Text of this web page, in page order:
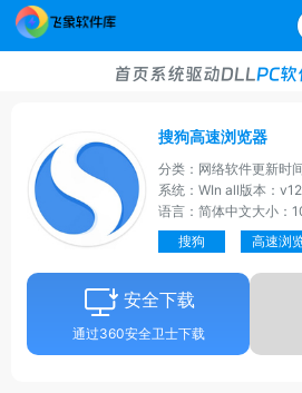
首页系统驱动DLLPC软
搜狗高速浏览器
分类：网络软件更新时
系统：WIn all版本：
语言：简体中文大小：
搜狗
高速浏
安全下载
通过360安全卫士下载